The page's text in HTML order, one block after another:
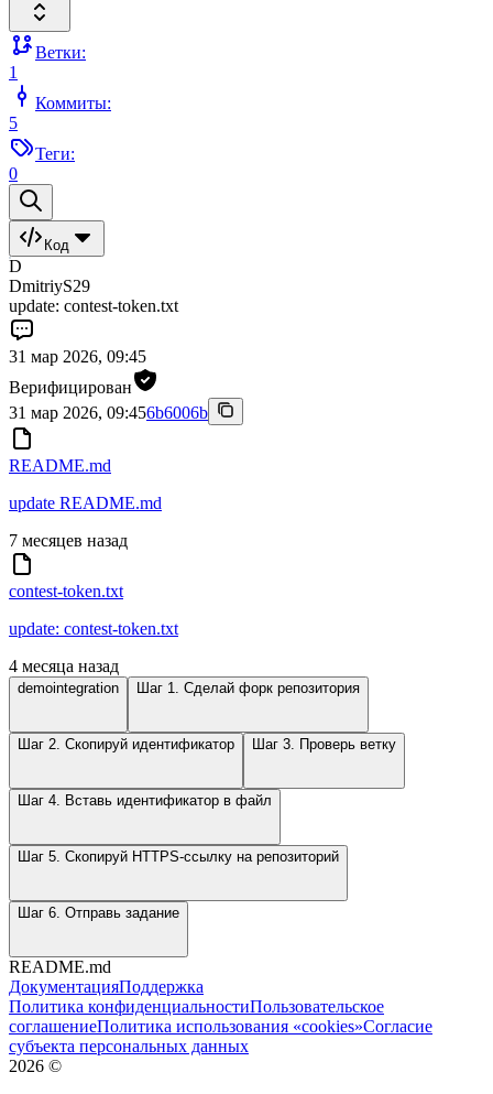
Ветки:
1
Коммиты:
5
Теги:
0
Код
D
DmitriyS29
update: contest-token.txt
31 мар 2026, 09:45
Верифицирован
31 мар 2026, 09:456b6006b
README.md
update README.md
7 месяцев назад
contest-token.txt
update: contest-token.txt
4 месяца назад
demointegration Шаг 1. Сделай форк репозитория
Шаг 2. Скопируй идентификатор Шаг 3. Проверь ветку
Шаг 4. Вставь идентификатор в файл
Шаг 5. Скопируй HTTPS-ссылку на репозиторий
Шаг 6. Отправь задание
README.md
ДокументацияПоддержка
Политика конфиденциальностиПользовательское
соглашениеПолитика использования «cookies»Согласие
субъекта персональных данных
2026 ©